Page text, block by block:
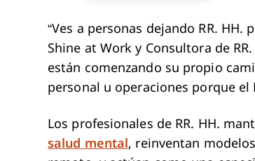
“Ves a personas dejando RR.
Shine at Work y Consultora de RR.
están comenzando su propio
personal u operaciones porque el
Los profesionales de RR. HH.
salud mental , reinventan